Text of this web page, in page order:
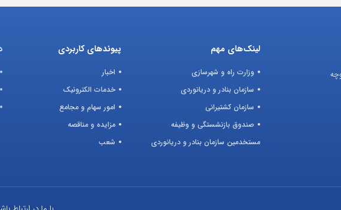
لینک‌های مهم
وزارت راه و شهرسازی
سازمان بنادر و دریانوردی
سازمان کشتیرانی
صندوق بازنشستگی و وظیفه
مستخدمین سازمان بنادر و دریانوردی
پیوندهای کاربردی
اخبار
خدمات الکترونیک
امور سهام و مجامع
مزایده و مناقصه
شعب